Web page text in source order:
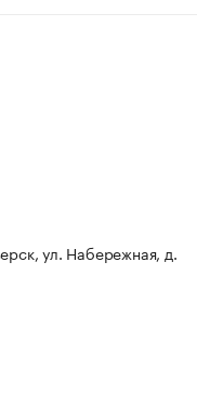
ул. Набережная, д.